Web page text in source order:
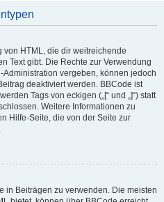
von HTML, die dir weitreichende
Text gibt. Die Rechte zur Verwendung
vergeben, können jedoch
deaktiviert werden. BBCode ist
Tags von eckigen („[“ und „]“) statt
Weitere Informationen zu
Hilfe-Seite, die von der Seite zur
in Beiträgen zu verwenden. Die meisten